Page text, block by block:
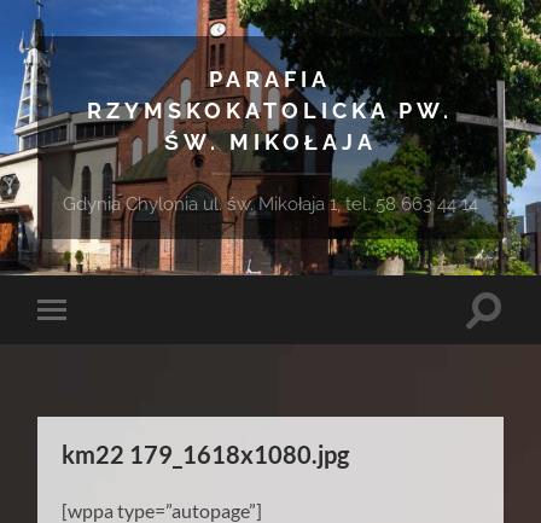
PARAFIA
RZYMSKOKATOLICKA PW.
ŚW. MIKOŁAJA
Gdynia Chylonia ul. św. Mikołaja 1, tel. 58 663 44 14
Toggle
Toggle
km22 179_1618x1080.jpg
[wppa type=”autopage”]